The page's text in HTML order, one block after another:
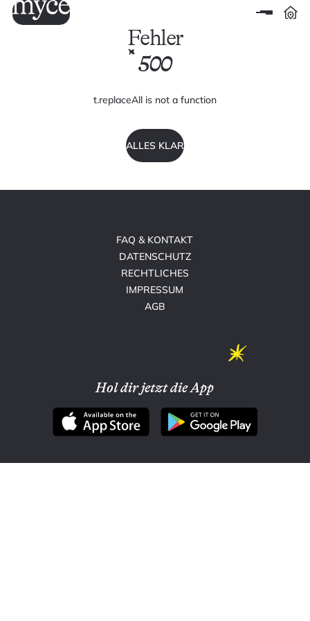
Fehler
500
t.replaceAll is not a function
ALLES KLAR
FAQ & KONTAKT
DATENSCHUTZ
RECHTLICHES
IMPRESSUM
AGB
Hol dir jetzt die App